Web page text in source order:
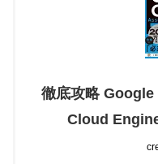
徹底攻略
Cloud